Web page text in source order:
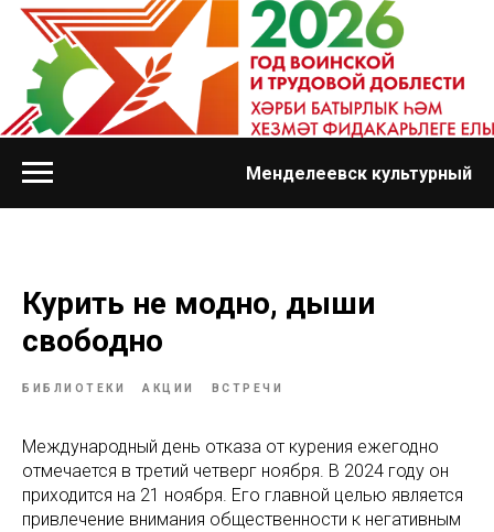
Менделеевск культурный
Курить не модно, дыши
свободно
БИБЛИОТЕКИ АКЦИИ ВСТРЕЧИ
Международный день отказа от курения ежегодно
отмечается в третий четверг ноября. В 2024 году он
приходится на 21 ноября. Его главной целью является
привлечение внимания общественности к негативным